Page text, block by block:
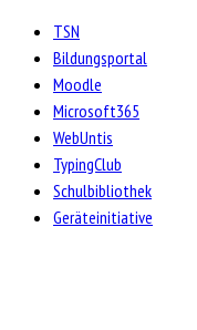
TSN
Bildungsportal
Moodle
Microsoft365
WebUntis
TypingClub
Schulbibliothek
Geräteinitiative